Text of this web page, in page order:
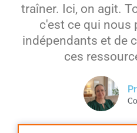
traîner. Ici, on agit.
c'est ce qui nous
indépendants et de
ces